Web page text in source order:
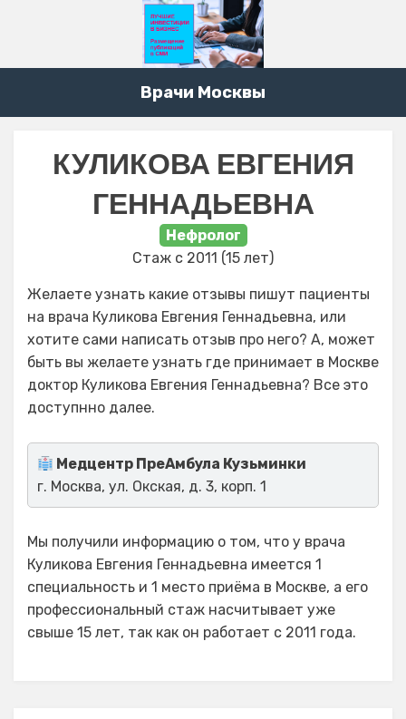
Врачи Москвы
КУЛИКОВА ЕВГЕНИЯ
ГЕННАДЬЕВНА
Нефролог
Стаж с 2011 (15 лет)
Желаете узнать какие отзывы пишут пациенты
на врача Куликова Евгения Геннадьевна, или
хотите сами написать отзыв про него? А, может
быть вы желаете узнать где принимает в Москве
доктор Куликова Евгения Геннадьевна? Все это
доступнно далее.
Медцентр ПреАмбула Кузьминки
г. Москва, ул. Окская, д. 3, корп. 1
Мы получили информацию о том, что у врача
Куликова Евгения Геннадьевна имеется 1
специальность и 1 место приёма в Москве, а его
профессиональный стаж насчитывает уже
свыше 15 лет, так как он работает с 2011 года.